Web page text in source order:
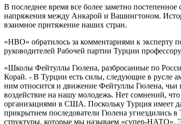
В последнее время все более заметно
напряжения между Анкарой и Вашингтоном.
взаимное притяжение наших стран.
«НВО» обратилось за комментариями к эксперту
руководителей Рабочей партии Турции
«Школы Фейтуллы Гюлена, разбросанные по
Корай. - В Турции есть силы, следующие в русле
ним относится и движение Фейтуллы Гюлена, чьи
воздействие на нашу молодежь. Нет сомнений,
организациями в США. Поскольку Турция имеет
прикрытием последователи Гюлена угнездились
структуры, которые мы называем «супер-НАТО».